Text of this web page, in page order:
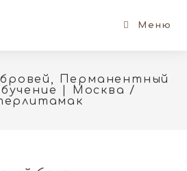
Меню
Перманентный
| Москва /